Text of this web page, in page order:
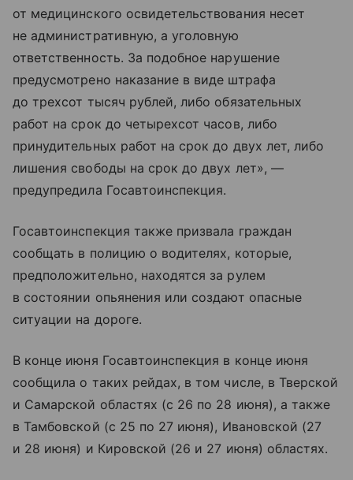
от медицинского освидетельствования несет
не административную, а уголовную
ответственность. За подобное нарушение
предусмотрено наказание в виде штрафа
до трехсот тысяч рублей, либо обязательных
работ на срок до четырехсот часов, либо
принудительных работ на срок до двух лет, либо
лишения свободы на срок до двух лет», —
предупредила Госавтоинспекция.
Госавтоинспекция также призвала граждан
сообщать в полицию о водителях, которые,
предположительно, находятся за рулем
в состоянии опьянения или создают опасные
ситуации на дороге.
В конце июня Госавтоинспекция в конце июня
сообщила о таких рейдах, в том числе, в Тверской
и Самарской областях (с 26 по 28 июня), а также
в Тамбовской (с 25 по 27 июня), Ивановской (27
и 28 июня) и Кировской (26 и 27 июня) областях.